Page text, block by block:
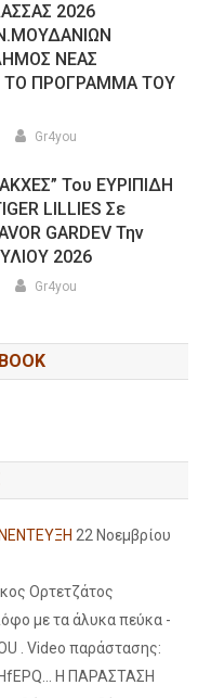
2026
ΝΕΑΣ
ΤΟ ΠΡΟΓΡΑΜΜΑ ΤΟΥ
Gr4you
Του ΕΥΡΙΠΙΔΗ
LILLIES Σε
GARDEV Την
2026
Gr4you
22 Νοεμβρίου
Ορτετζάτος
με τα άλυκα πεύκα -
. Video παράστασης:
Η ΠΑΡΑΣΤΑΣΗ